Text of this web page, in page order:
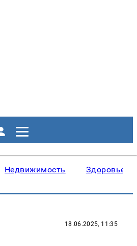
Недвижимость Здоровье
18.06.2025, 11:35